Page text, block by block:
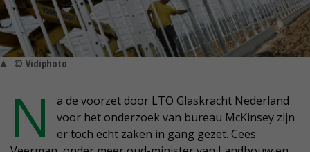
© Vidiphoto
N
a de voorzet door LTO Glaskracht Nederland
voor het onderzoek van bureau McKinsey zijn
er toch echt zaken in gang gezet. Cees